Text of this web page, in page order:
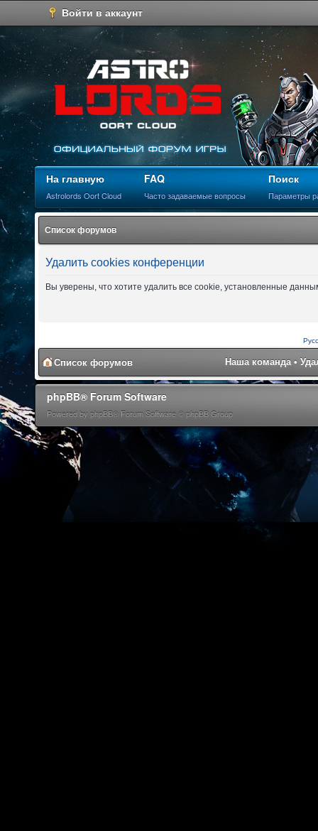
Войти в аккаунт
На главную
Astrolords Oort Cloud
FAQ
Часто задаваемые вопросы
Поиск
Параметры
Список форумов
Удалить cookies конференции
Вы уверены, что хотите удалить все cookie, установленные
Список форумов Наша команда•
phpBB® Forum Software
Powered by phpBB® Forum Software © phpBB Group